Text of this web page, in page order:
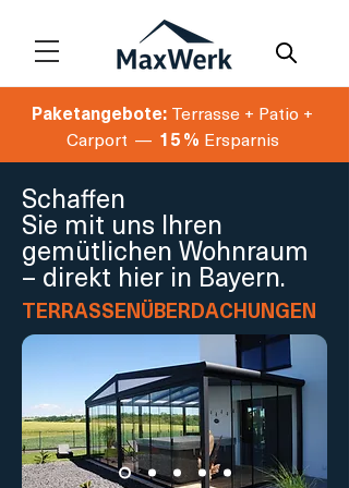
Paketangebote: Terrasse + Patio +
Carport — 15 % Ersparnis
Schaffen
Sie mit uns Ihren
gemütlichen Wohnraum
– direkt hier in Bayern.
TERRASSENÜBERDACHUNGEN